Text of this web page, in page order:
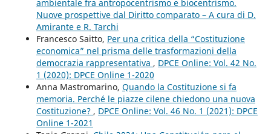
ambientale fra antropocentrismo e biocentrismo.
Nuove prospettive dal Diritto comparato – A cura di D.
Amirante e R. Tarchi
Francesco Saitto, Per una critica della “Costituzione
economica” nel prisma delle trasformazioni della
democrazia rappresentativa , DPCE Online: Vol. 42 No.
1 (2020): DPCE Online 1-2020
Anna Mastromarino, Quando la Costituzione si fa
memoria. Perché le piazze cilene chiedono una nuova
Costituzione? , DPCE Online: Vol. 46 No. 1 (2021): DPCE
Online 1-2021